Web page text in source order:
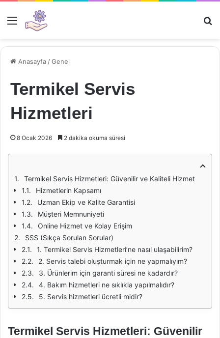
Menü
Anasayfa /Genel
Termikel Servis
Hizmetleri
8 Ocak 2026 2 dakika okuma süresi
Termikel Servis Hizmetleri: Güvenilir ve Kaliteli Hizmet
Hizmetlerin Kapsamı
Uzman Ekip ve Kalite Garantisi
Müşteri Memnuniyeti
Online Hizmet ve Kolay Erişim
SSS (Sıkça Sorulan Sorular)
1. Termikel Servis Hizmetleri’ne nasıl ulaşabilirim?
2. Servis talebi oluşturmak için ne yapmalıyım?
3. Ürünlerim için garanti süresi ne kadardır?
4. Bakım hizmetleri ne sıklıkla yapılmalıdır?
5. Servis hizmetleri ücretli midir?
Termikel Servis Hizmetleri: Güvenilir